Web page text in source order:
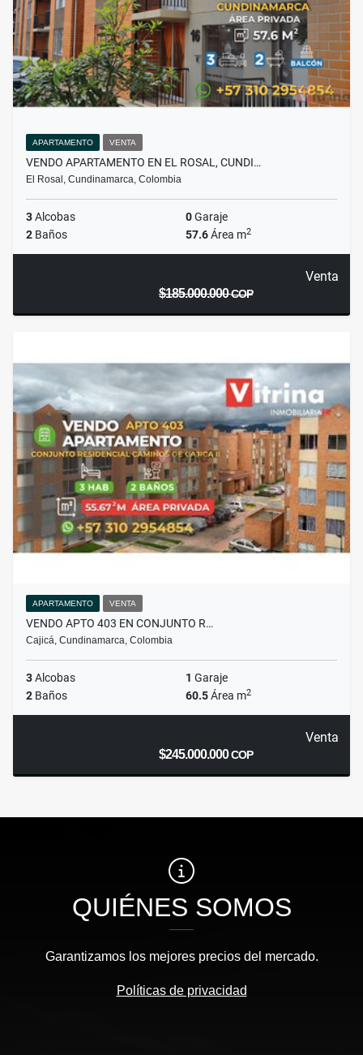
APARTAMENTO VENTA
VENDO APARTAMENTO EN EL ROSAL, CUNDI…
El Rosal, Cundinamarca, Colombia
3Alcobas 0Garaje
2 Baños 57.6Área m2
Venta
$185.000.000COP
APARTAMENTO VENTA
VENDO APTO 403 EN CONJUNTO R…
Cajicá, Cundinamarca, Colombia
3Alcobas 1 Garaje
2 Baños 60.5Área m2
Venta
$245.000.000COP
QUIÉNES SOMOS
Garantizamos los mejores precios del mercado.
Políticas de privacidad